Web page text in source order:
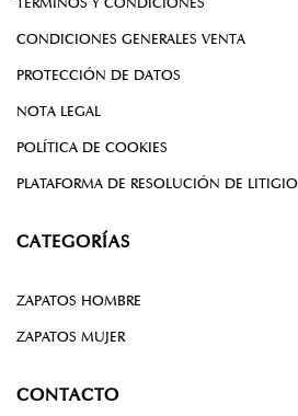
TÉRMINOS Y CONDICIONES
CONDICIONES GENERALES VENTA
PROTECCIÓN DE DATOS
NOTA LEGAL
POLÍTICA DE COOKIES
PLATAFORMA DE RESOLUCIÓN DE
CATEGORÍAS
ZAPATOS HOMBRE
ZAPATOS MUJER
CONTACTO